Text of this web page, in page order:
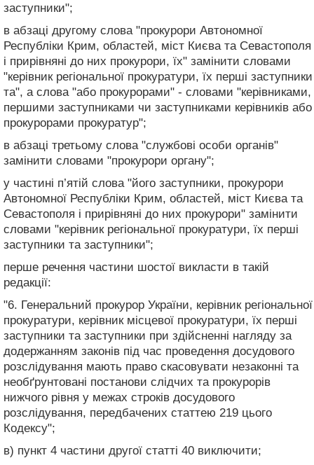
заступники";
в абзаці другому слова "прокурори Автономної
Республіки Крим, областей, міст Києва та Севастополя
і прирівняні до них прокурори, їх" замінити словами
"керівник регіональної прокуратури, їх перші заступники
та", а слова "або прокурорами" - словами "керівниками,
першими заступниками чи заступниками керівників або
прокурорами прокуратур";
в абзаці третьому слова "службові особи органів"
замінити словами "прокурори органу";
у частині п’ятій слова "його заступники, прокурори
Автономної Республіки Крим, областей, міст Києва та
Севастополя і прирівняні до них прокурори" замінити
словами "керівник регіональної прокуратури, їх перші
заступники та заступники";
перше речення частини шостої викласти в такій
редакції:
"6. Генеральний прокурор України, керівник регіональної
прокуратури, керівник місцевої прокуратури, їх перші
заступники та заступники при здійсненні нагляду за
додержанням законів під час проведення досудового
розслідування мають право скасовувати незаконні та
необґрунтовані постанови слідчих та прокурорів
нижчого рівня у межах строків досудового
розслідування, передбачених статтею 219 цього
Кодексу";
в) пункт 4 частини другої статті 40 виключити;